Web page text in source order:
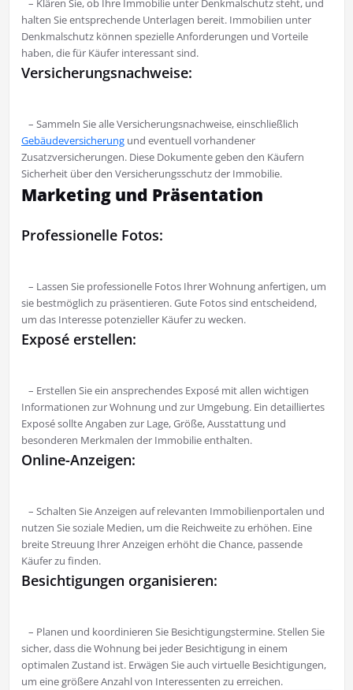
– Klären Sie, ob Ihre Immobilie unter Denkmalschutz steht, und
halten Sie entsprechende Unterlagen bereit. Immobilien unter
Denkmalschutz können spezielle Anforderungen und Vorteile
haben, die für Käufer interessant sind.
Versicherungsnachweise:
– Sammeln Sie alle Versicherungsnachweise, einschließlich
Gebäudeversicherungund eventuell vorhandener
Zusatzversicherungen. Diese Dokumente geben den Käufern
Sicherheit über den Versicherungsschutz der Immobilie.
Marketing und Präsentation
Professionelle Fotos:
– Lassen Sie professionelle Fotos Ihrer Wohnung anfertigen, um
sie bestmöglich zu präsentieren. Gute Fotos sind entscheidend,
um das Interesse potenzieller Käufer zu wecken.
Exposé erstellen:
– Erstellen Sie ein ansprechendes Exposé mit allen wichtigen
Informationen zur Wohnung und zur Umgebung. Ein detailliertes
Exposé sollte Angaben zur Lage, Größe, Ausstattung und
besonderen Merkmalen der Immobilie enthalten.
Online-Anzeigen:
– Schalten Sie Anzeigen auf relevanten Immobilienportalen und
nutzen Sie soziale Medien, um die Reichweite zu erhöhen. Eine
breite Streuung Ihrer Anzeigen erhöht die Chance, passende
Käufer zu finden.
Besichtigungen organisieren:
– Planen und koordinieren Sie Besichtigungstermine. Stellen Sie
sicher, dass die Wohnung bei jeder Besichtigung in einem
optimalen Zustand ist. Erwägen Sie auch virtuelle Besichtigungen,
um eine größere Anzahl von Interessenten zu erreichen.